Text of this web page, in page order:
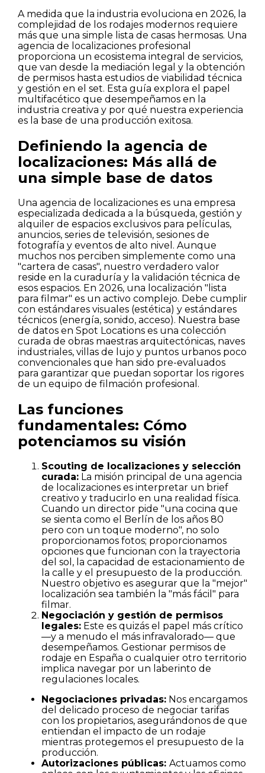
A medida que la industria evoluciona en 2026, la
complejidad de los rodajes modernos requiere
más que una simple lista de casas hermosas. Una
agencia de localizaciones profesional
proporciona un ecosistema integral de servicios,
que van desde la mediación legal y la obtención
de permisos hasta estudios de viabilidad técnica
y gestión en el set. Esta guía explora el papel
multifacético que desempeñamos en la
industria creativa y por qué nuestra experiencia
es la base de una producción exitosa.
Definiendo la agencia de
localizaciones: Más allá de
una simple base de datos
Una agencia de localizaciones es una empresa
especializada dedicada a la búsqueda, gestión y
alquiler de espacios exclusivos para películas,
anuncios, series de televisión, sesiones de
fotografía y eventos de alto nivel. Aunque
muchos nos perciben simplemente como una
"cartera de casas", nuestro verdadero valor
reside en la curaduría y la validación técnica de
esos espacios. En 2026, una localización "lista
para filmar" es un activo complejo. Debe cumplir
con estándares visuales (estética) y estándares
técnicos (energía, sonido, acceso). Nuestra base
de datos en Spot Locations es una colección
curada de obras maestras arquitectónicas, naves
industriales, villas de lujo y puntos urbanos poco
convencionales que han sido pre-evaluados
para garantizar que puedan soportar los rigores
de un equipo de filmación profesional.
Las funciones
fundamentales: Cómo
potenciamos su visión
Scouting de localizaciones y selección
curada: La misión principal de una agencia
de localizaciones es interpretar un brief
creativo y traducirlo en una realidad física.
Cuando un director pide "una cocina que
se sienta como el Berlín de los años 80
pero con un toque moderno", no solo
proporcionamos fotos; proporcionamos
opciones que funcionan con la trayectoria
del sol, la capacidad de estacionamiento de
la calle y el presupuesto de la producción.
Nuestro objetivo es asegurar que la "mejor"
localización sea también la "más fácil" para
filmar.
Negociación y gestión de permisos
legales: Este es quizás el papel más crítico
—y a menudo el más infravalorado— que
desempeñamos. Gestionar permisos de
rodaje en España o cualquier otro territorio
implica navegar por un laberinto de
regulaciones locales.
Negociaciones privadas: Nos encargamos
del delicado proceso de negociar tarifas
con los propietarios, asegurándonos de que
entiendan el impacto de un rodaje
mientras protegemos el presupuesto de la
producción.
Autorizaciones públicas: Actuamos como